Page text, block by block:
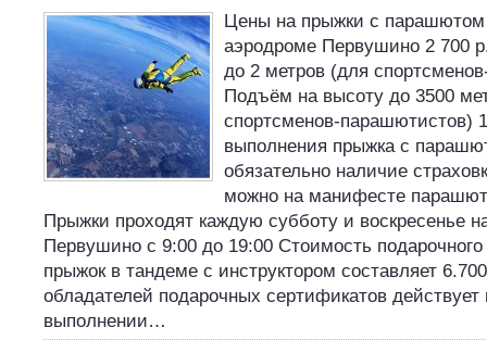
Цены на прыжки с
аэродроме Первушино 2 700
до 2 метров (для
Подъём на высоту до 3500
спортсменов-парашютистов)
выполнения прыжка с
обязательно наличие
можно на манифесте
Прыжки проходят каждую субботу и воскресенье
Первушино с 9:00 до 19:00 Стоимость
прыжок в тандеме с инструктором составляет
обладателей подарочных сертификатов действует
выполнении…